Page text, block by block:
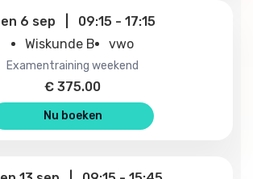
en 6 sep 09:15 - 17:15
Wiskunde B
vwo
examentraining weekend
€ 375.00
Nu boeken